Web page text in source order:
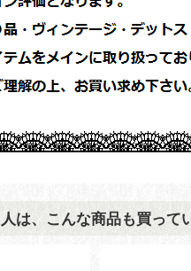
は、こんな商品も買って